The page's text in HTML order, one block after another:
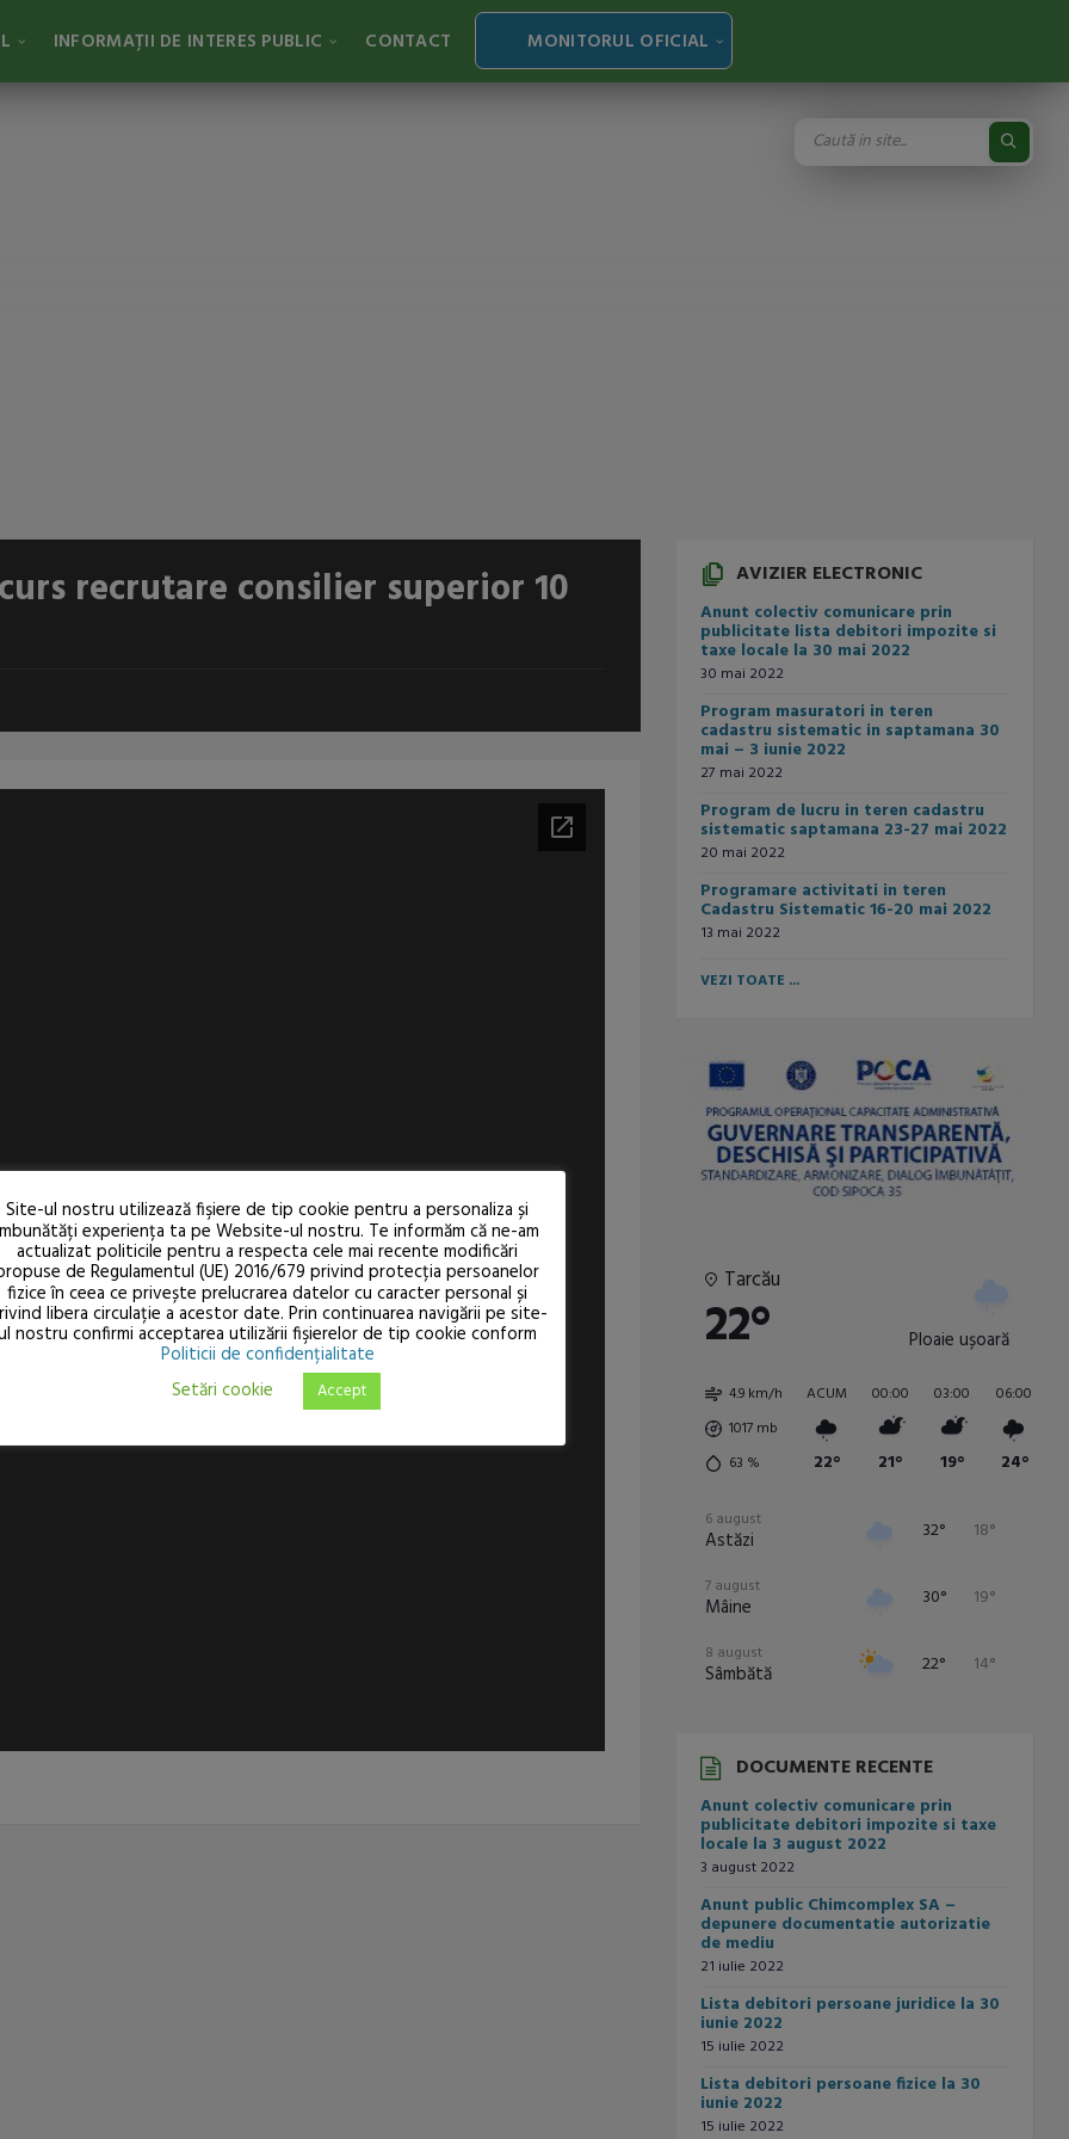
INFORMAȚII DE INTERES PUBLIC CONTACT MONITORUL OFICIAL
recrutare consilier superior 10 AVIZIER ELECTRONIC
Anunt colectiv comunicare prin
publicitate lista debitori impozite si
taxe locale la 30 mai 2022
30 mai 2022
Program masuratori in teren
cadastru sistematic in saptamana 30
mai – 3 iunie 2022
27 mai 2022
Program de lucru in teren cadastru
sistematic saptamana 23-27 mai 2022
20 mai 2022
Programare activitati in teren
Cadastru Sistematic 16-20 mai 2022
13 mai 2022
VEZI TOATE ...
Tarcău
22° Ploaie ușoară
4.9 km/h
1017 mb
63 %
ACUM
22°
00:00
21°
03:00
19°
06:00
24°
6 august
Astăzi 32° 18°
7 august
Mâine 30° 19°
8 august
Sâmbătă 22° 14°
10 august
Luni 28°
11 august
Marți
12 august
Miercuri 31° 18°
DOCUMENTE RECENTE
Anunt colectiv comunicare prin
publicitate debitori impozite si taxe
locale la 3 august 2022
3 august 2022
Anunt public Chimcomplex SA –
depunere documentatie autorizatie
de mediu
21 iulie 2022
Lista debitori persoane juridice la 30
iunie 2022
15 iulie 2022
Lista debitori persoane fizice la 30
iunie 2022
15 iulie 2022
Site-ul nostru utilizează fişiere de tip cookie pentru a personaliza și
experiența ta pe Website-ul nostru. Te informăm că ne-am
actualizat politicile pentru a respecta cele mai recente modificări
de Regulamentul (UE) 2016/679 privind protecția persoanelor
fizice în ceea ce privește prelucrarea datelor cu caracter personal și
libera circulație a acestor date. Prin continuarea navigării pe site-
nostru confirmi acceptarea utilizării fişierelor de tip cookie conform
Politicii de confidențialitate
Setări cookie
Accept